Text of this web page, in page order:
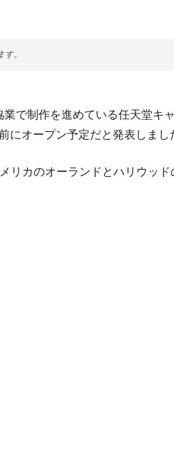
で制作を進めている任天堂
オープン予定だと発表しまし
カのオーランドとハリウッ